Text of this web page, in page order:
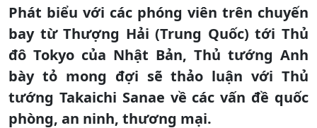
Phát biểu với các phóng viên trên chuyến
bay từ Thượng Hải (Trung Quốc) tới Thủ
đô Tokyo của Nhật Bản, Thủ tướng Anh
bày tỏ mong đợi sẽ thảo luận với Thủ
tướng Takaichi Sanae về các vấn đề quốc
phòng, an ninh, thương mại.